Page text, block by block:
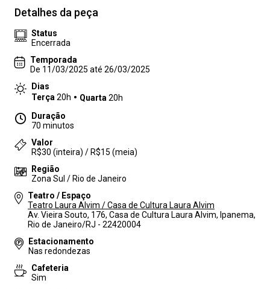
Detalhes da peça
Status
Encerrada
Temporada
De 11/03/2025 até 26/03/2025
Dias
Terça 20h Quarta 20h
Duração
70 minutos
Valor
R$30 (inteira) / R$15 (meia)
Região
Zona Sul / Rio de Janeiro
Teatro / Espaço
Teatro Laura Alvim / Casa de Cultura Laura Alvim
Av. Vieira Souto, 176, Casa de Cultura Laura Alvim, Ipanema,
Rio de Janeiro/RJ - 22420004
Estacionamento
Nas redondezas
Cafeteria
Sim